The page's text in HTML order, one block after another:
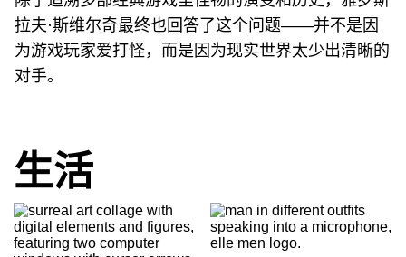
拉夫·斯维尔奇最终也回答了这个问题——并不是因
为游戏玩家爱打怪，而是因为现实世界太少出清晰的
对手。
生活